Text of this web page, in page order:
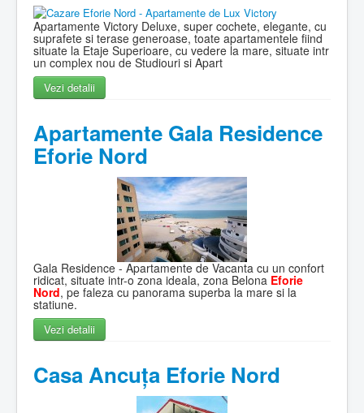
Apartamente Victory Deluxe, super cochete, elegante, cu
suprafete si terase generoase, toate apartamentele fiind
situate la Etaje Superioare, cu vedere la mare, situate intr
un complex nou de Studiouri si Apart
Vezi detalii
Apartamente Gala Residence
Eforie Nord
Gala Residence - Apartamente de Vacanta cu un confort
ridicat, situate intr-o zona ideala, zona Belona Eforie
Nord, pe faleza cu panorama superba la mare si la
statiune.
Vezi detalii
Casa Ancuța Eforie Nord